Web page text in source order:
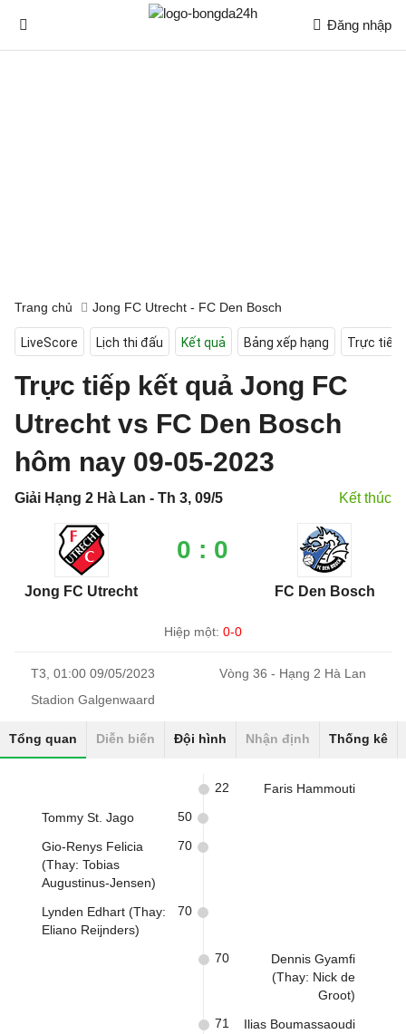
Đăng nhập
Trang chủ Jong FC Utrecht - FC Den Bosch
LiveScore Lịch thi đấu Kết quả Bảng xếp hạng Trực tiếp
Trực tiếp kết quả Jong FC
Utrecht vs FC Den Bosch
hôm nay 09-05-2023
Giải Hạng 2 Hà Lan - Th 3, 09/5 Kết thúc
Jong FC Utrecht
0 : 0
FC Den Bosch
Hiệp một: 0-0
T3, 01:00 09/05/2023
Vòng 36 - Hạng 2 Hà Lan
Stadion Galgenwaard
Tổng quan Diễn biến Đội hình Nhận định Thống kê
Faris Hammouti
22
Tommy St. Jago 50
Gio-Renys Felicia
(Thay: Tobias
Augustinus-Jensen)
70
Lynden Edhart (Thay:
Eliano Reijnders)
70
Dennis Gyamfi
(Thay: Nick de
Groot)
70
Ilias Boumassaoudi
71